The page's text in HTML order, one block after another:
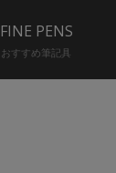
FINE PENS
おすすめ筆記具